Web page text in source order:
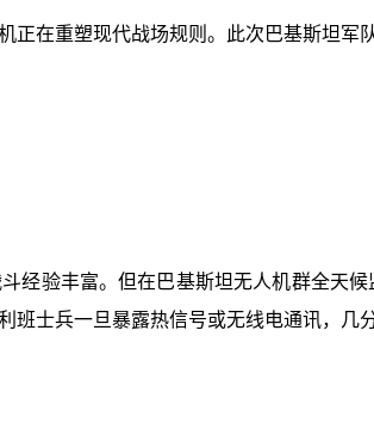
在重塑现代战场规则。此次巴基斯坦军
经验丰富。但在巴基斯坦无人机群全天
班士兵一旦暴露热信号或无线电通讯，几